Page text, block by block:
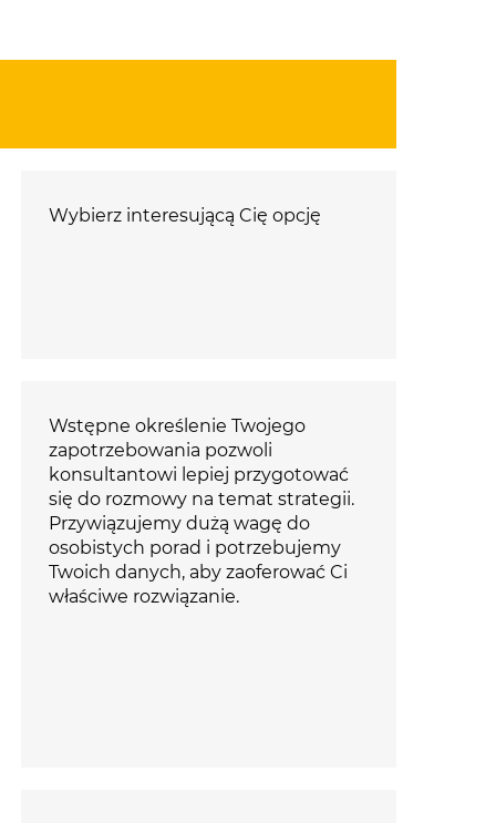
Wybierz interesującą Cię opcję
Wstępne określenie Twojego
zapotrzebowania pozwoli
konsultantowi lepiej przygotować
się do rozmowy na temat strategii.
Przywiązujemy dużą wagę do
osobistych porad i potrzebujemy
Twoich danych, aby zaoferować Ci
właściwe rozwiązanie.